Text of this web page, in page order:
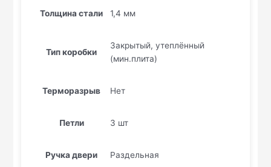
Толщина стали 1,4 мм
Тип коробки
Закрытый, утеплённый
(мин.плита)
Терморазрыв Нет
Петли 3 шт
Ручка двери Раздельная